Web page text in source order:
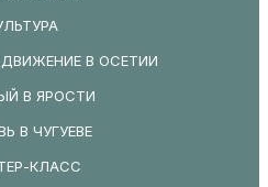
ДВИЖЕНИЕ В ОСЕТИИ
В ЯРОСТИ
В ЧУГУЕВЕ
КЛАСС